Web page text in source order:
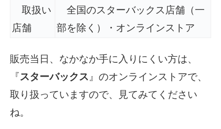
取扱い
店舗
全国のスターバックス店舗（一
部を除く）・オンラインストア
販売当日、なかなか手に入りにくい方は、
『スターバックス 』のオンラインストアで、
取り扱っていますので、見てみてください
ね。